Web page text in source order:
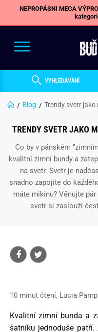
NEPROPÁSNI MEGA
VYHLEDÁVÁNÍ
Blog Trendy svetr
TRENDY SVETR JAKO
Co by v pánském
kvalitní zimní bundy a
na svetr. Svetr je
snadno zapojíte do
máte mikinu? Věnujte
svetr si zaslouží
10 minut čtení, Lucia
Kvalitní zimní bunda a
šatníku jednoduše